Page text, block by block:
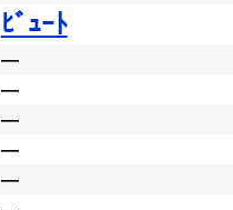
ﾋﾞｭｰﾄ
―
―
―
―
―